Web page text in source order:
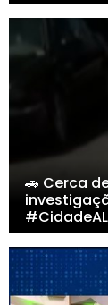
🚗 Cerca
#CidadeAL